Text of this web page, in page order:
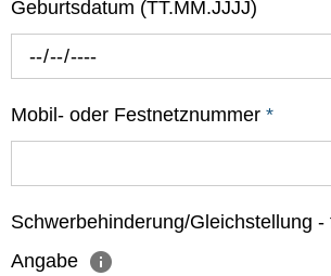
Geburtsdatum (TT.MM.JJJJ)
Mobil- oder Festnetznummer *
Schwerbehinderung/Gleichstellung -
Angabe